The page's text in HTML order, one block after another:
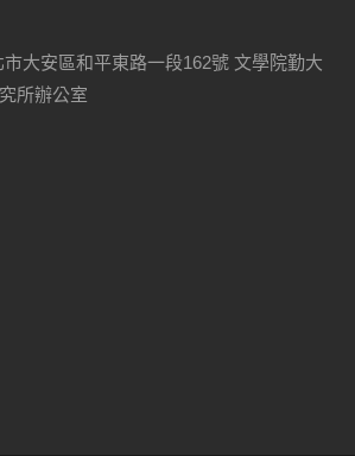
大安區和平東路一段162號 文學院勤大
所辦公室